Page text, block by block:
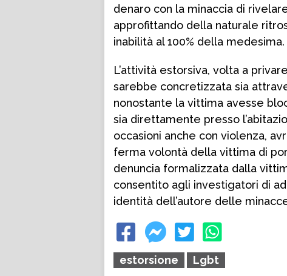
denaro con la minaccia di
approfittando della naturale
inabilità al 100% della medesima.
L’attività estorsiva, volta a
sarebbe concretizzata sia
nonostante la vittima avesse
sia direttamente presso
occasioni anche con violenza,
ferma volontà della vittima di
denuncia formalizzata dalla
consentito agli investigatori di
identità dell’autore delle
estorsione
Lgbt